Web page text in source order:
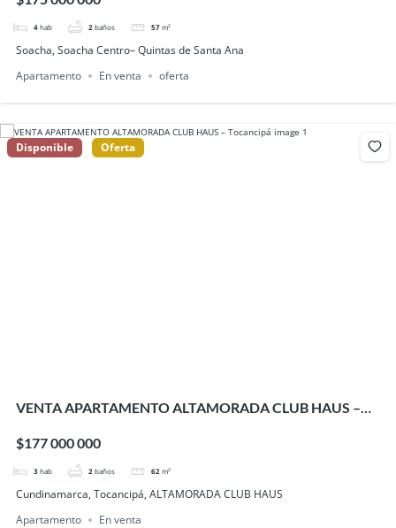
4 hab 2 baños 57 m²
Soacha, Soacha Centro– Quintas de Santa Ana
Apartamento
En venta oferta
Disponible Oferta
VENTA APARTAMENTO ALTAMORADA CLUB HAUS –
$177 000 000
3 hab 2 baños 62 m²
Cundinamarca, Tocancipá, ALTAMORADA CLUB HAUS
Apartamento
En venta